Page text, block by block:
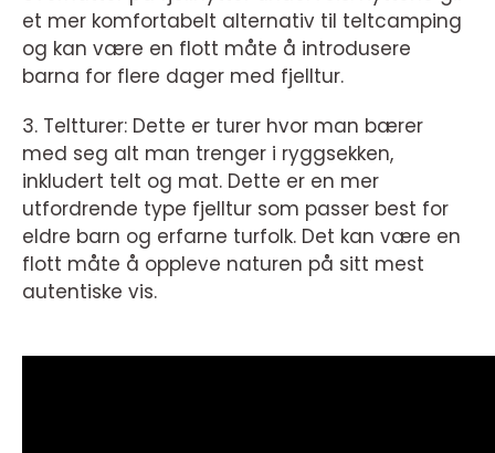
et mer komfortabelt alternativ til teltcamping
og kan være en flott måte å introdusere
barna for flere dager med fjelltur.
3. Teltturer: Dette er turer hvor man bærer
med seg alt man trenger i ryggsekken,
inkludert telt og mat. Dette er en mer
utfordrende type fjelltur som passer best for
eldre barn og erfarne turfolk. Det kan være en
flott måte å oppleve naturen på sitt mest
autentiske vis.